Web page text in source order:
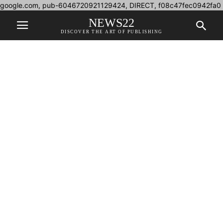
google.com, pub-6046720921129424, DIRECT, f08c47fec0942fa0
NEWS22
DISCOVER THE ART OF PUBLISHING